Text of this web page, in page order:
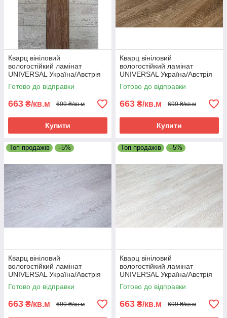
Кварц вініловий
вологостійкий ламінат
UNIVERSAL Україна/Австрія
405/5 - 42 клас
Готово до відправки
663 ₴/кв.м 699 ₴/кв.м
Купити
Кварц вініловий
вологостійкий ламінат
UNIVERSAL Україна/Австрія
403/3 - 42 клас
Готово до відправки
663 ₴/кв.м 699 ₴/кв.м
Купити
Топ продажів –5%
Кварц вініловий
вологостійкий ламінат
UNIVERSAL Україна/Австрія
413/4 - 42 клас
Готово до відправки
663 ₴/кв.м 699 ₴/кв.м
Топ продажів –5%
Кварц вініловий
вологостійкий ламінат
UNIVERSAL Україна/Австрія
401/1 - 42 клас
Готово до відправки
663 ₴/кв.м 699 ₴/кв.м